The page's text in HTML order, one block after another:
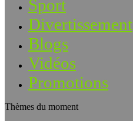
Sport
Divertissement
Blogs
Vidéos
Promotions
Thèmes du moment